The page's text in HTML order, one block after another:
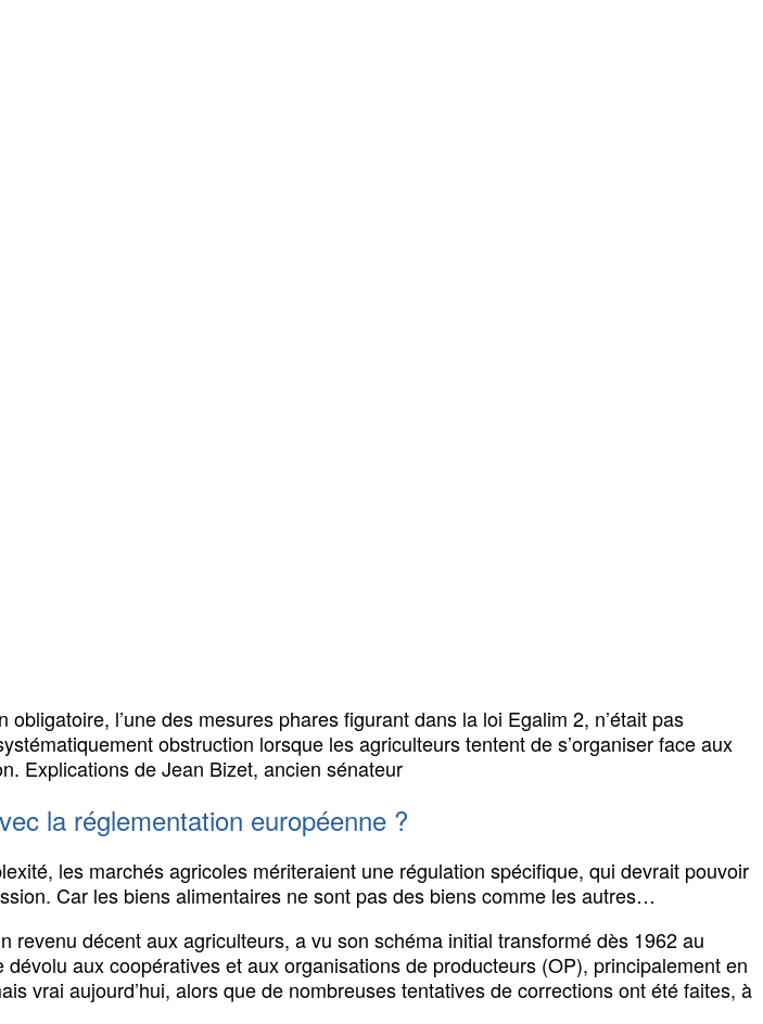
l’une des mesures phares figurant dans la loi Egalim 2, n’était pas
obstruction lorsque les agriculteurs tentent de s’organiser face aux
Explications de Jean Bizet, ancien sénateur
la réglementation européenne ?
les marchés agricoles mériteraient une régulation spécifique, qui devrait pouvoir
Car les biens alimentaires ne sont pas des biens comme les autres…
revenu décent aux agriculteurs, a vu son schéma initial transformé dès 1962 au
aux coopératives et aux organisations de producteurs (OP), principalement en
vrai aujourd’hui, alors que de nombreuses tentatives de corrections ont été faites, à